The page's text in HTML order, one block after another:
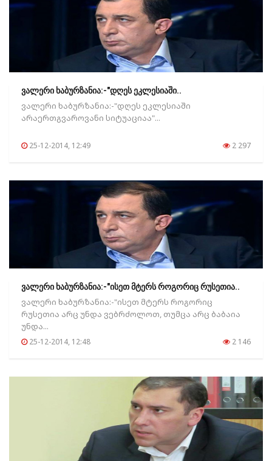
ვალერი ხაბურზანია:-"დღეს ეკლესიაში..
ვალერი ხაბურზანია:-"დღეს ეკლესიაში
არაერთგვაროვანი სიტუაციაა"...
25-12-2014, 12:49 2 297
ვალერი ხაბურზანია:-"ისეთ მტერს როგორიც რუსეთია..
ვალერი ხაბურზანია:-"ისეთ მტერს როგორიც
რუსეთია არც უნდა ვებრძოლოთ, თუმცა არც ბაბაია
უნდა...
25-12-2014, 12:48 2 146